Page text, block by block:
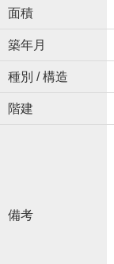
面積
築年月
種別 / 構造
階建
備考